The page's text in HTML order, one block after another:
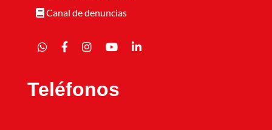
Canal de denuncias
Teléfonos